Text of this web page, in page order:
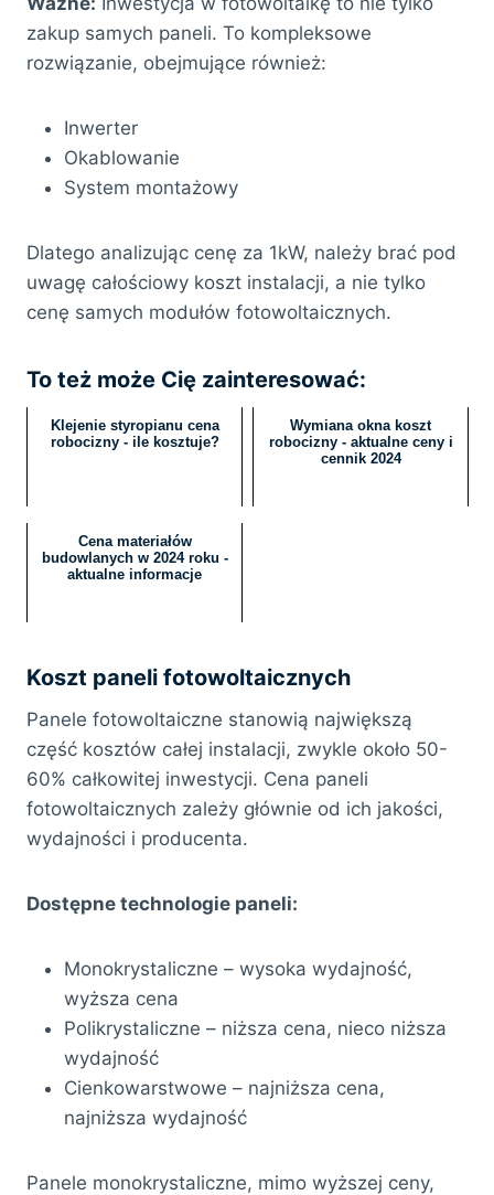
zakup samych paneli. To kompleksowe
rozwiązanie, obejmujące również:
Inwerter
Okablowanie
System montażowy
Dlatego analizując cenę za 1kW, należy brać pod
uwagę całościowy koszt instalacji, a nie tylko
cenę samych modułów fotowoltaicznych.
To też może Cię zainteresować:
Klejenie styropianu cena
robocizny - ile kosztuje?
Wymiana okna koszt
robocizny - aktualne ceny i
cennik 2024
Cena materiałów
budowlanych w 2024 roku -
aktualne informacje
Koszt paneli fotowoltaicznych
Panele fotowoltaiczne stanowią największą
część kosztów całej instalacji, zwykle około 50-
60% całkowitej inwestycji. Cena paneli
fotowoltaicznych zależy głównie od ich jakości,
wydajności i producenta.
Dostępne technologie paneli:
Monokrystaliczne – wysoka wydajność,
wyższa cena
Polikrystaliczne – niższa cena, nieco niższa
wydajność
Cienkowarstwowe – najniższa cena,
najniższa wydajność
Panele monokrystaliczne, mimo wyższej ceny,